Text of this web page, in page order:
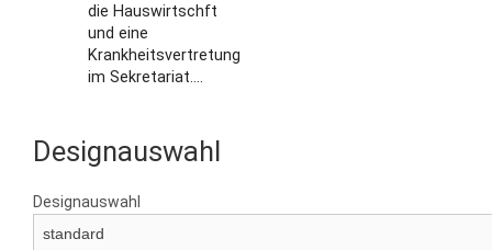
die Hauswirtschft
und eine
Krankheitsvertretung
im Sekretariat....
Designauswahl
Designauswahl